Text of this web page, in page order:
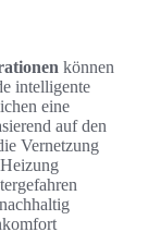
können
intelligente
eine
auf den
Vernetzung